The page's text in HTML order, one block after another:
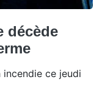
décède
incendie ce jeudi